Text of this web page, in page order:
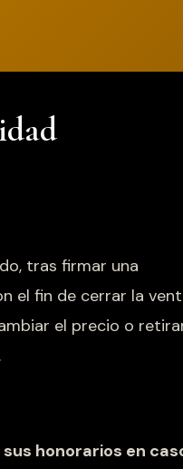
tras firmar una
el fin de cerrar la
el precio o
honorarios en